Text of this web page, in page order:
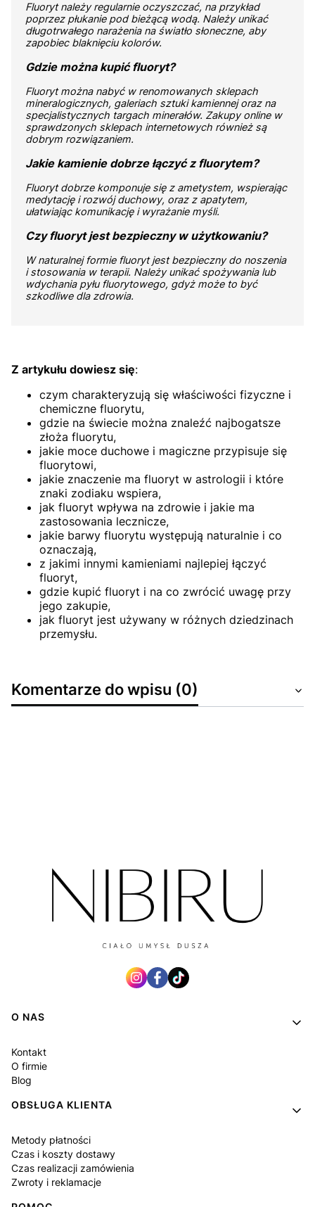
Fluoryt należy regularnie oczyszczać, na przykład
poprzez płukanie pod bieżącą wodą. Należy unikać
długotrwałego narażenia na światło słoneczne, aby
zapobiec blaknięciu kolorów.
Gdzie można kupić fluoryt?
Fluoryt można nabyć w renomowanych sklepach
mineralogicznych, galeriach sztuki kamiennej oraz na
specjalistycznych targach minerałów. Zakupy online w
sprawdzonych sklepach internetowych również są
dobrym rozwiązaniem.
Jakie kamienie dobrze łączyć z fluorytem?
Fluoryt dobrze komponuje się z ametystem, wspierając
medytację i rozwój duchowy, oraz z apatytem,
ułatwiając komunikację i wyrażanie myśli.
Czy fluoryt jest bezpieczny w użytkowaniu?
W naturalnej formie fluoryt jest bezpieczny do noszenia
i stosowania w terapii. Należy unikać spożywania lub
wdychania pyłu fluorytowego, gdyż może to być
szkodliwe dla zdrowia.
Z artykułu dowiesz się:
czym charakteryzują się właściwości fizyczne i
chemiczne fluorytu,
gdzie na świecie można znaleźć najbogatsze
złoża fluorytu,
jakie moce duchowe i magiczne przypisuje się
fluorytowi,
jakie znaczenie ma fluoryt w astrologii i które
znaki zodiaku wspiera,
jak fluoryt wpływa na zdrowie i jakie ma
zastosowania lecznicze,
jakie barwy fluorytu występują naturalnie i co
oznaczają,
z jakimi innymi kamieniami najlepiej łączyć
fluoryt,
gdzie kupić fluoryt i na co zwrócić uwagę przy
jego zakupie,
jak fluoryt jest używany w różnych dziedzinach
przemysłu.
Komentarze do wpisu (0)
Linki w stopce
O NAS
Kontakt
O firmie
Blog
OBSŁUGA KLIENTA
Metody płatności
Czas i koszty dostawy
Czas realizacji zamówienia
Zwroty i reklamacje